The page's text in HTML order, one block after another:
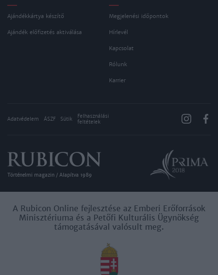
Ajándékkártya készítő
Ajándék előfizetés aktiválása
Megjelenési időpontok
Hírlevél
Kapcsolat
Rólunk
Karrier
Adatvédelem ÁSZF Sütik
Felhasználási
feltételek
Történelmi magazin / Alapítva 1989
A Rubicon Online fejlesztése az Emberi Erőforrások
Minisztériuma és a Petőfi Kulturális Ügynökség
támogatásával valósult meg.